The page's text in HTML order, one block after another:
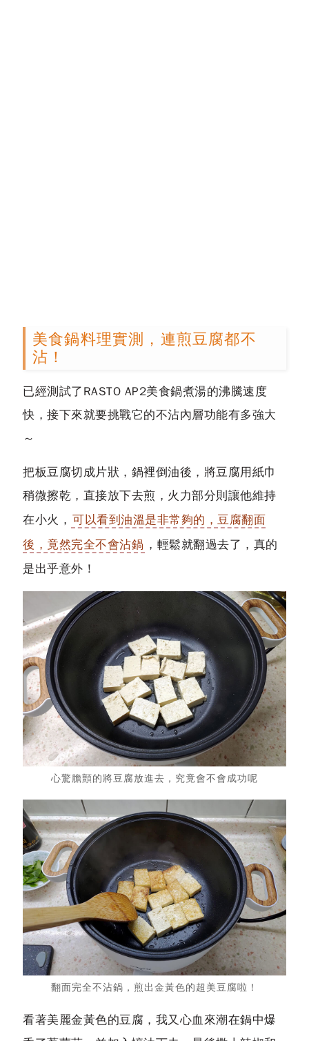
美食鍋料理實測，連煎豆腐都不
沾！
已經測試了RASTO AP2美食鍋煮湯的沸騰速度
快，接下來就要挑戰它的不沾內層功能有多強大
～
把板豆腐切成片狀，鍋裡倒油後，將豆腐用紙巾
稍微擦乾，直接放下去煎，火力部分則讓他維持
在小火， 可以看到油溫是非常夠的，豆腐翻面
後，竟然完全不會沾鍋 ，輕鬆就翻過去了，真的
是出乎意外！
心驚膽顫的將豆腐放進去，究竟會不會成功呢
翻面完全不沾鍋，煎出金黃色的超美豆腐啦！
看著美麗金黃色的豆腐，我又心血來潮在鍋中爆